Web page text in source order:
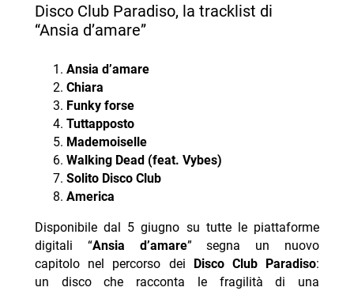
Disco Club Paradiso, la tracklist di
“Ansia d’amare”
Ansia d’amare
Chiara
Funky forse
Tuttapposto
Mademoiselle
Walking Dead (feat. Vybes)
Solito Disco Club
America
Disponibile dal 5 giugno su tutte le piattaforme
digitali “Ansia d’amare” segna un nuovo
capitolo nel percorso dei
Disco Club Paradiso:
un disco che racconta le fragilità di una